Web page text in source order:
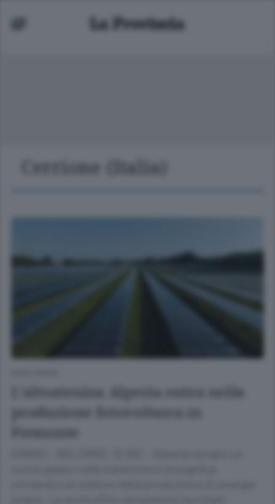
Cerrione (Italia)
L'altoatesina Alperia entra nella
produzione fotovoltaica in
Piemonte